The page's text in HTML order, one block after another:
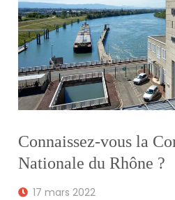
Connaissez-vous la
Nationale du Rhône ?
17 mars 2022